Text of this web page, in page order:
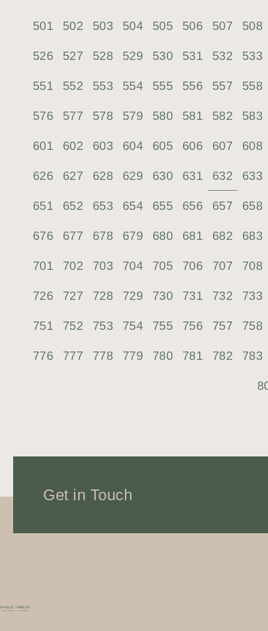
501 502 503 504 505 506 507 508
526 527 528 529 530 531 532 533
551 552 553 554 555 556 557 558
576 577 578 579 580 581 582 583
601 602 603 604 605 606 607 608
626 627 628 629 630 631 632 633
651 652 653 654 655 656 657 658
676 677 678 679 680 681 682 683
701 702 703 704 705 706 707 708
726 727 728 729 730 731 732 733
751 752 753 754 755 756 757 758
776 777 778 779 780 781 782 783
Get in Touch